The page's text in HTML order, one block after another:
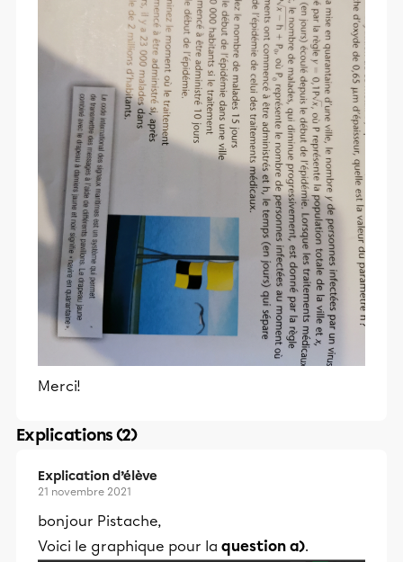
Merci!
Explications (2)
Explication d’élève
21 novembre 2021
bonjour Pistache,
Voici le graphique pour la question a).